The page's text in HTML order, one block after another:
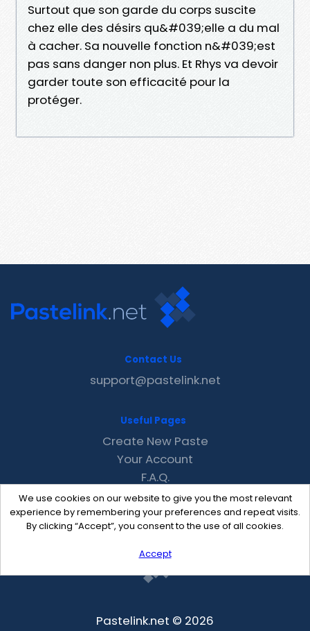
Surtout que son garde du corps suscite
chez elle des désirs qu&#039;elle a du mal
à cacher. Sa nouvelle fonction n&#039;est
pas sans danger non plus. Et Rhys va devoir
garder toute son efficacité pour la
protéger.
We use cookies on our website to give you the most relevant
experience by remembering your preferences and repeat visits.
By clicking “Accept”, you consent to the use of all cookies.
Accept
Contact Us
support@pastelink.net
Useful Pages
Create New Paste
Your Account
F.A.Q.
Recent
Contact
Pastelink.net © 2026